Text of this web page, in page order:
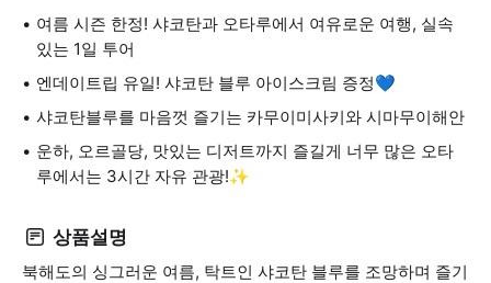
여름 시즌 한정! 샤코탄과 오타루에서 여유로운 여행, 실속
있는 1일 투어
엔데이트립 유일! 샤코탄 블루 아이스크림 증정💙
샤코탄블루를 마음껏 즐기는 카무이미사키와 시마무이해안
운하, 오르골당, 맛있는 디저트까지 즐길게 너무 많은 오타
루에서는 3시간 자유 관광!✨
상품설명
북해도의 싱그러운 여름, 탁트인 샤코탄 블루를 조망하며 즐기